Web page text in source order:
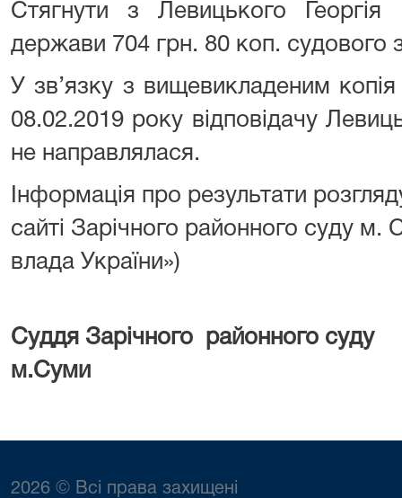
Стягнути з Левицького
держави 704 грн. 80 коп. судового
У зв’язку з вищевикладеним
08.02.2019 року відповідачу
не направлялася.
Інформація про результати
сайті Зарічного районного суду
влада
Суддя Зарічного районного суду
м.Суми О.В
2026 © Всі права захищені